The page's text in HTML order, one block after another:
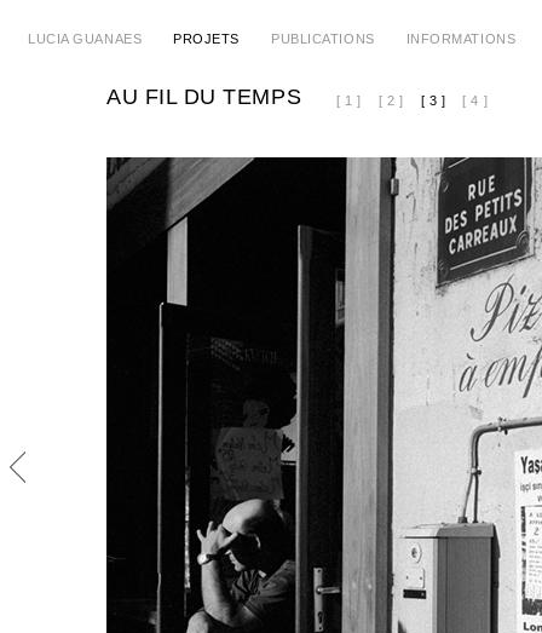
LUCIA GUANAES PROJETS PUBLICATIONS INFORMATIONS
AU FIL DU TEMPS [ 1 ] [ 2 ] [ 3 ] [ 4 ]